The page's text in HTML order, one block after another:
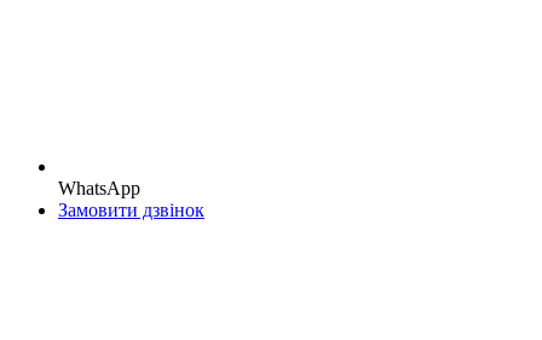
WhatsApp
Замовити дзвінок